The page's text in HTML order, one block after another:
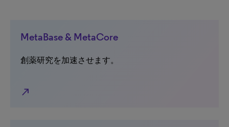
MetaBase & MetaCore
創薬研究を加速させます。
north_east